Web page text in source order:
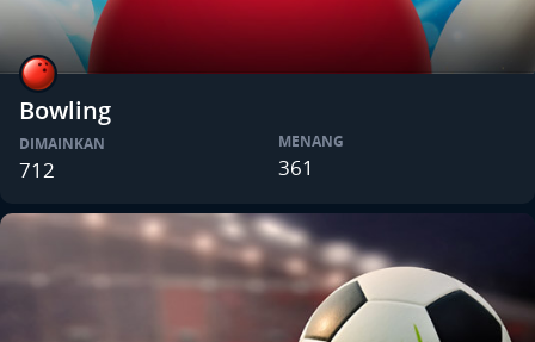
Bowling
DIMAINKAN
712
MENANG
361